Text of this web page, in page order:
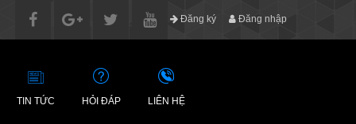
Đăng ký Đăng nhập
TIN TỨC HỎI ĐÁP LIÊN HỆ